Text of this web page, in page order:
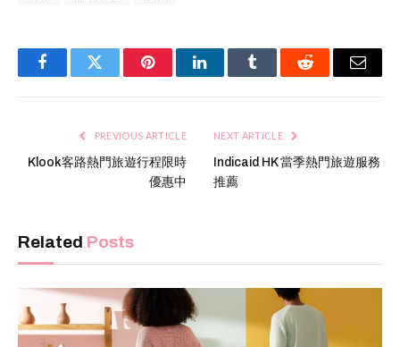
FacebookTwitter PinterestLinkedInTumblr Reddit Email
PREVIOUS ARTICLE
Klook客路熱門旅遊行程限時
優惠中
NEXT ARTICLE
Indicaid HK 當季熱門旅遊服務
推薦
Related Posts